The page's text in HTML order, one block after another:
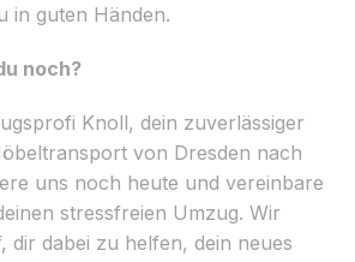
in guten Händen.
noch?
Knoll, dein zuverlässiger
von Dresden nach
uns noch heute und vereinbare
stressfreien Umzug. Wir
dir dabei zu helfen, dein neues